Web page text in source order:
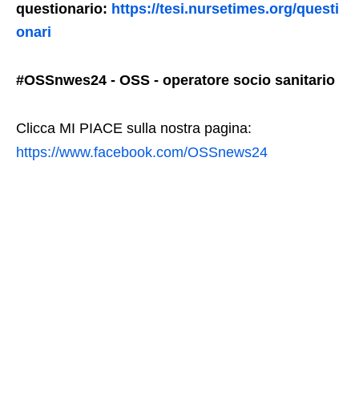
questionario: https://tesi.nursetimes.org/questi
onari
#OSSnwes24 - OSS - operatore socio sanitario
Clicca MI PIACE sulla nostra pagina:
https://www.facebook.com/OSSnews24